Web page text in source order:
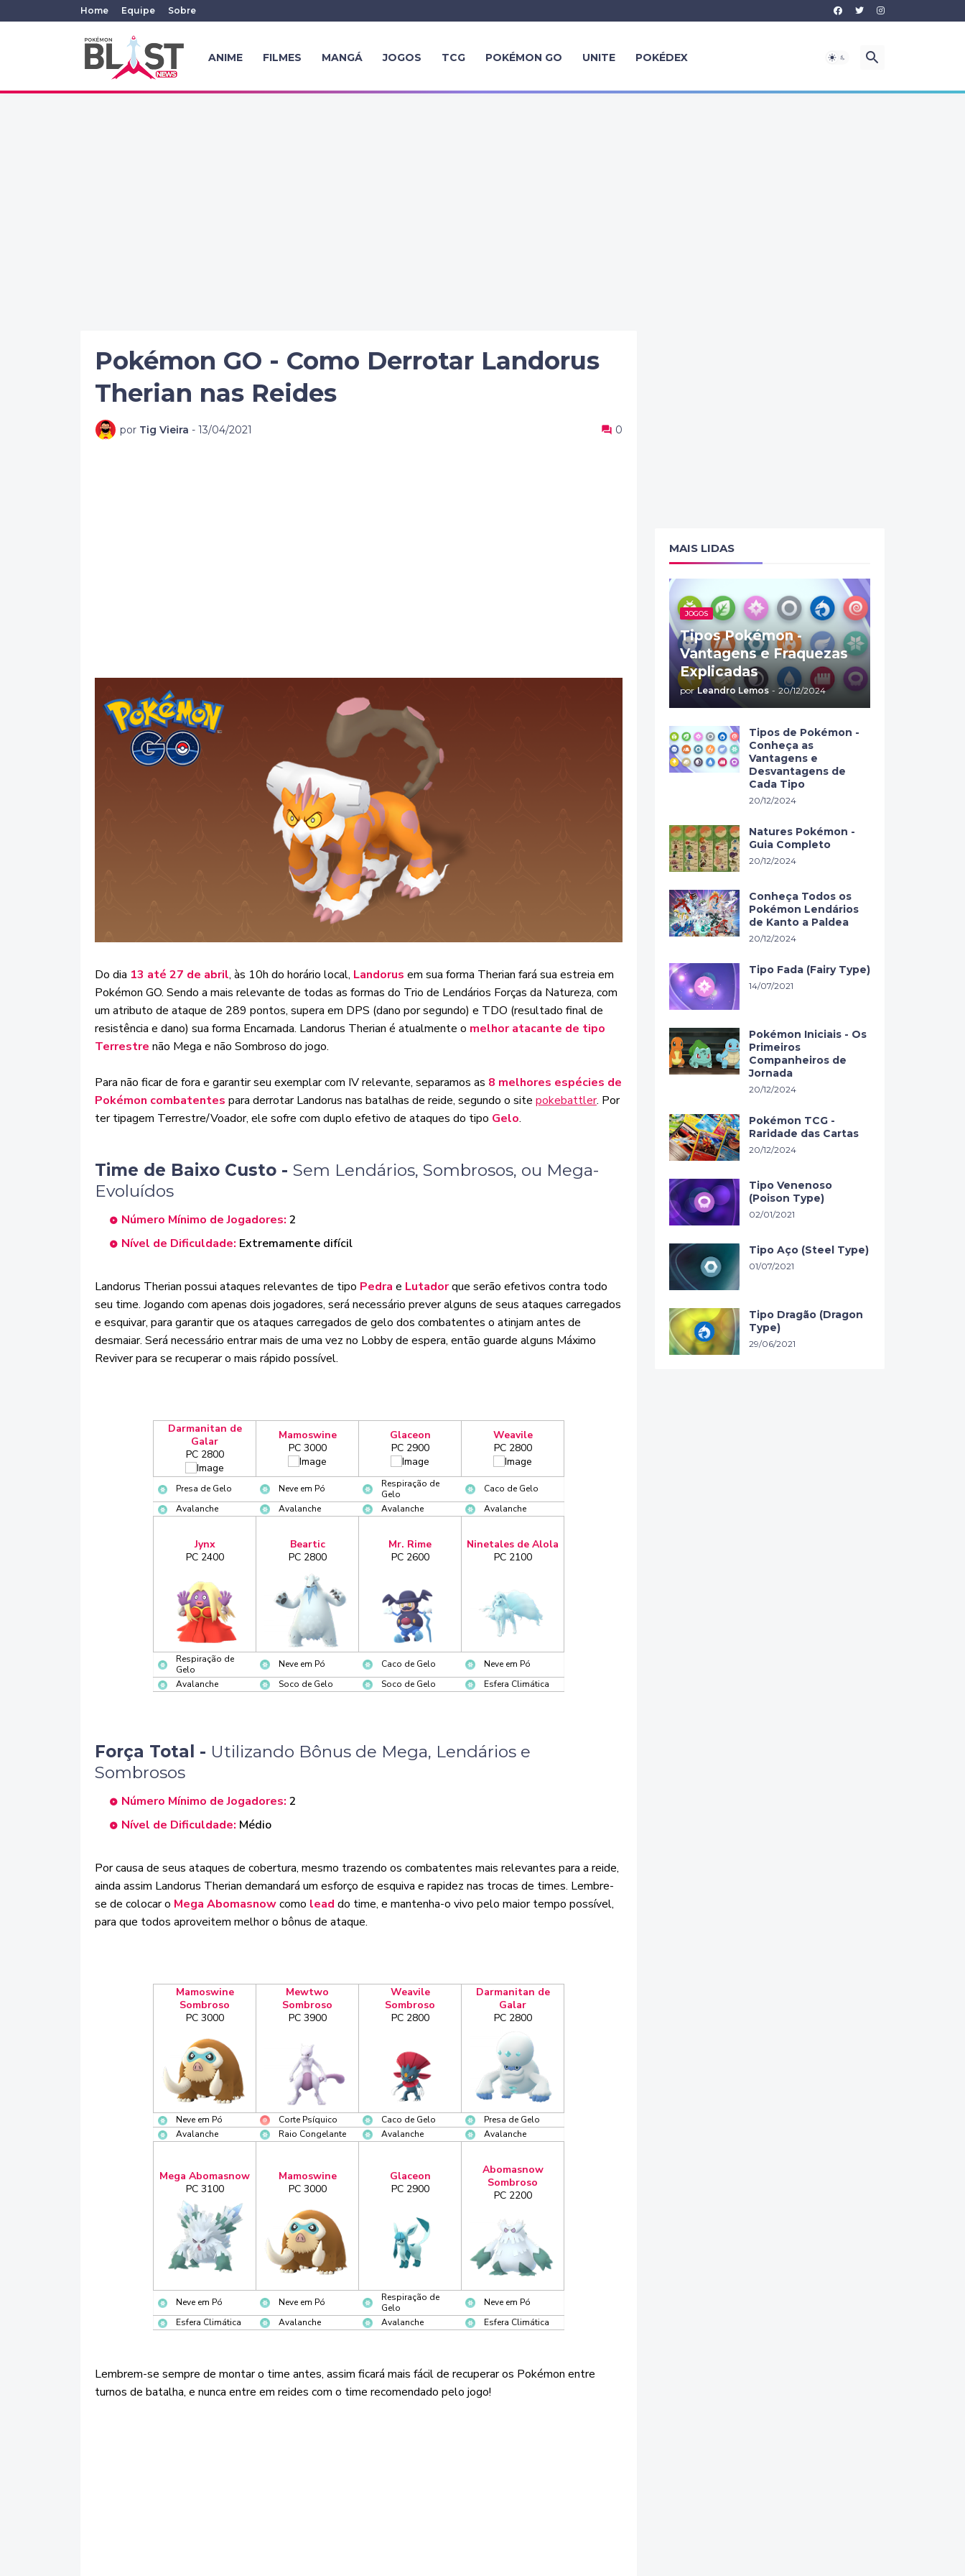
Home Equipe Sobre
ANIME FILMES MANGÁ JOGOS TCG POKÉMON GO UNITE POKÉDEX
Pokémon GO - Como Derrotar Landorus
Therian nas Reides
por Tig Vieira - 13/04/2021 0
Do dia 13 até 27 de abril, às 10h do horário local, Landorus em sua forma Therian fará sua estreia em
Pokémon GO. Sendo a mais relevante de todas as formas do Trio de Lendários Forças da Natureza, com
um atributo de ataque de 289 pontos, supera em DPS (dano por segundo) e TDO (resultado final de
resistência e dano) sua forma Encarnada. Landorus Therian é atualmente o melhor atacante de tipo
Terrestre não Mega e não Sombroso do jogo.
Para não ficar de fora e garantir seu exemplar com IV relevante, separamos as 8 melhores espécies de
Pokémon combatentes para derrotar Landorus nas batalhas de reide, segundo o site pokebattler. Por
ter tipagem Terrestre/Voador, ele sofre com duplo efetivo de ataques do tipo Gelo.
Time de Baixo Custo - Sem Lendários, Sombrosos, ou Mega-
Evoluídos
Número Mínimo de Jogadores: 2
Nível de Dificuldade: Extremamente difícil
Landorus Therian possui ataques relevantes de tipo Pedra e Lutadorque serão efetivos contra todo
seu time. Jogando com apenas dois jogadores, será necessário prever alguns de seus ataques carregados
e esquivar, para garantir que os ataques carregados de gelo dos combatentes o atinjam antes de
desmaiar. Será necessário entrar mais de uma vez no Lobby de espera, então guarde alguns Máximo
Reviver para se recuperar o mais rápido possível.
Darmanitan de
Galar
PC 2800
Mamoswine
PC 3000
Glaceon
PC 2900
Weavile
PC 2800
Presa de Gelo Neve em Pó
Respiração de
Gelo
Caco de Gelo
Avalanche
Avalanche Avalanche Avalanche
Jynx
PC 2400
Beartic
PC 2800
Mr. Rime
PC 2600
Ninetales de Alola
PC 2100
Respiração de
Gelo
Neve em Pó Caco de Gelo
Neve em Pó
Avalanche
Soco de Gelo Soco de Gelo Esfera Climática
Força Total - Utilizando Bônus de Mega, Lendários e
Sombrosos
Número Mínimo de Jogadores: 2
Nível de Dificuldade: Médio
Por causa de seus ataques de cobertura, mesmo trazendo os combatentes mais relevantes para a reide,
ainda assim Landorus Therian demandará um esforço de esquiva e rapidez nas trocas de times. Lembre-
se de colocar o Mega Abomasnowcomo lead do time, e mantenha-o vivo pelo maior tempo possível,
para que todos aproveitem melhor o bônus de ataque.
Mamoswine
Sombroso
PC 3000
Mewtwo
Sombroso
PC 3900
Weavile
Sombroso
PC 2800
Darmanitan de
Galar
PC 2800
Neve em Pó Corte Psíquico Caco de Gelo
Presa de Gelo
Avalanche
Raio Congelante Avalanche Avalanche
Mega Abomasnow
PC 3100
Mamoswine
PC 3000
Glaceon
PC 2900
Abomasnow
Sombroso
PC 2200
Neve em Pó Neve em Pó
Respiração de
Gelo
Neve em Pó
Esfera Climática
Avalanche Avalanche Esfera Climática
Lembrem-se sempre de montar o time antes, assim ficará mais fácil de recuperar os Pokémon entre
turnos de batalha, e nunca entre em reides com o time recomendado pelo jogo!
MAIS LIDAS
JOGOS
Tipos Pokémon -
Vantagens e Fraquezas
Explicadas
por Leandro Lemos - 20/12/2024
Tipos de Pokémon -
Conheça as
Vantagens e
Desvantagens de
Cada Tipo
20/12/2024
Natures Pokémon -
Guia Completo
20/12/2024
Conheça Todos os
Pokémon Lendários
de Kanto a Paldea
20/12/2024
Tipo Fada (Fairy Type)
14/07/2021
Pokémon Iniciais - Os
Primeiros
Companheiros de
Jornada
20/12/2024
Pokémon TCG -
Raridade das Cartas
20/12/2024
Tipo Venenoso
(Poison Type)
02/01/2021
Tipo Aço (Steel Type)
01/07/2021
Tipo Dragão (Dragon
Type)
29/06/2021